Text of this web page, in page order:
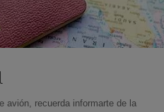
avión, recuerda informarte de la